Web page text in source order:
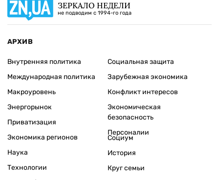
ЗЕРКАЛО НЕДЕЛИ
не подводим с 1994-го года
АРХИВ
Внутренняя политика
Международная политика
Макроуровень
Энергорынок
Приватизация
Экономика регионов
Социальная защита
Зарубежная экономика
Конфликт интересов
Экономическая
безопасность
Персоналии
Наука
Технологии
Социум
История
Круг семьи